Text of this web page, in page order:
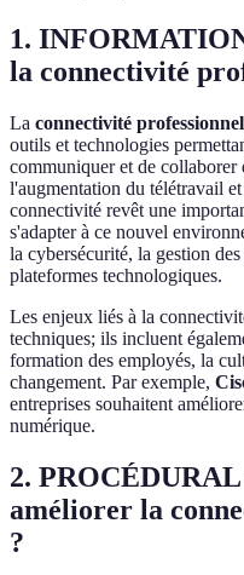
1.
la connectivité
La connectivité
outils et technologies
communiquer et de
l'augmentation du télétravail
connectivité revêt une
s'adapter à ce nouvel
la cybersécurité, la gestion
plateformes technologiques.
Les enjeux liés à la
techniques; ils incluent
formation des employés, la
changement. Par exemple,
entreprises souhaitent
numérique.
2.
améliorer la
?